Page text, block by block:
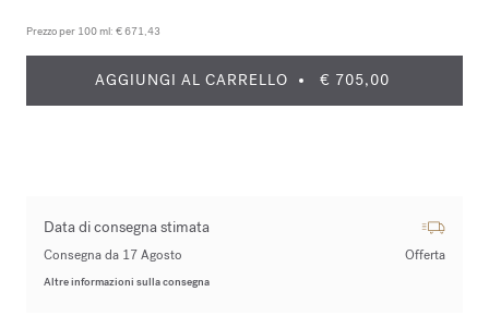
Prezzo per 100 ml: € 671,43
AGGIUNGI AL CARRELLO € 705,00
Data di consegna stimata
Consegna da 17 Agosto Offerta
Altre informazioni sulla consegna